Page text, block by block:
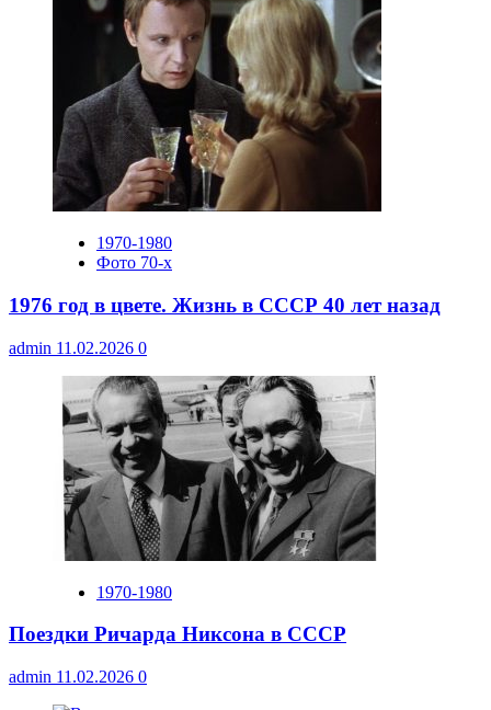
1970-1980
Фото 70-х
1976 год в цвете. Жизнь в СССР 40 лет назад
admin 11.02.2026 0
1970-1980
Поездки Ричарда Никсона в СССР
admin 11.02.2026 0